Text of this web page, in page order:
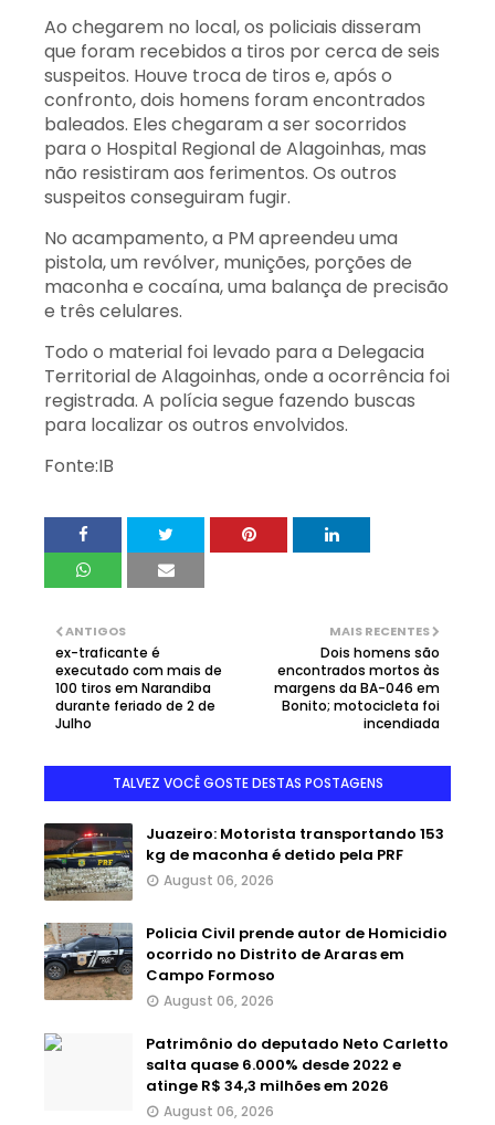
Ao chegarem no local, os policiais disseram
que foram recebidos a tiros por cerca de seis
suspeitos. Houve troca de tiros e, após o
confronto, dois homens foram encontrados
baleados. Eles chegaram a ser socorridos
para o Hospital Regional de Alagoinhas, mas
não resistiram aos ferimentos. Os outros
suspeitos conseguiram fugir.
No acampamento, a PM apreendeu uma
pistola, um revólver, munições, porções de
maconha e cocaína, uma balança de precisão
e três celulares.
Todo o material foi levado para a Delegacia
Territorial de Alagoinhas, onde a ocorrência foi
registrada. A polícia segue fazendo buscas
para localizar os outros envolvidos.
Fonte:IB
MAIS RECENTES
Dois homens são
encontrados mortos às
margens da BA-046 em
Bonito; motocicleta foi
incendiada
ANTIGOS
ex-traficante é
executado com mais de
100 tiros em Narandiba
durante feriado de 2 de
Julho
TALVEZ VOCÊ GOSTE DESTAS POSTAGENS
Juazeiro: Motorista transportando 153
kg de maconha é detido pela PRF
August 06, 2026
Policia Civil prende autor de Homicidio
ocorrido no Distrito de Araras em
Campo Formoso
August 06, 2026
Patrimônio do deputado Neto Carletto
salta quase 6.000% desde 2022 e
atinge R$ 34,3 milhões em 2026
August 06, 2026